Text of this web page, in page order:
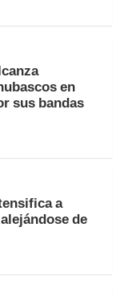
en
sus bandas
a
de